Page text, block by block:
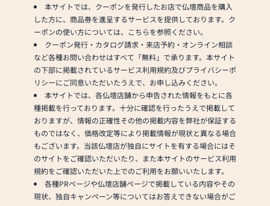
◆ 家具調仏壇を中心に くら
しに寄り添う祈りの空間 ◆
現代の住まいに自然ととけ
こむ家具調仏壇を中心に、
多彩なデザインを取り揃え
ています。
リビングやダイニングな
ど、日常の空間に自然に馴
染む木目やカラー、素材感
にこだわり、 “インテリアと
しても美しいお仏壇”をご提
案しています。
和室がないお住まいやマン
ションの方にも人気の、コ
ンパクトでモダンなタイプ
も多数展示。
本サイトでは、クーポンを発行したお店で仏壇商品を購入
した方に、商品券を進呈するサービスを提供しております。ク
ーポンの使い方については、こちらを参照ください。
クーポン発行・カタログ請求・来店予約・オンライン相談
など各種お問い合わせはすべて「無料」で承ります。本サイト
の下部に掲載されているサービス利用規約及びプライバシーポ
リシーにご同意いただいたうえで、お申し込みください。
本サイトでは、各仏壇店舗から申告された情報をもとに各
種掲載を行っております。十分に確認を行ったうえで掲載して
おりますが、情報の正確性その他の掲載内容を弊社が保証する
ものではなく、価格改定等により掲載情報が現状と異なる場合
もございます。当該仏壇店が独自にサイトを有する場合にはそ
のサイトをご確認いただいたり、また本サイトのサービス利用
規約をご確認いただいた上でのご利用をお願いいたします。
各種PRページや仏壇店舗ページで掲載している内容やその
現状、独自キャンペーン等についてはお答えできない場合がご